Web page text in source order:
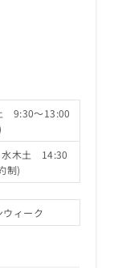
9:30～13:00
木土 14:30
制)
ウィーク